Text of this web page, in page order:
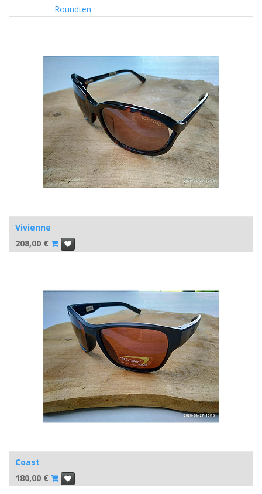
Roundten
Vivienne
208,00 €
Coast
180,00 €